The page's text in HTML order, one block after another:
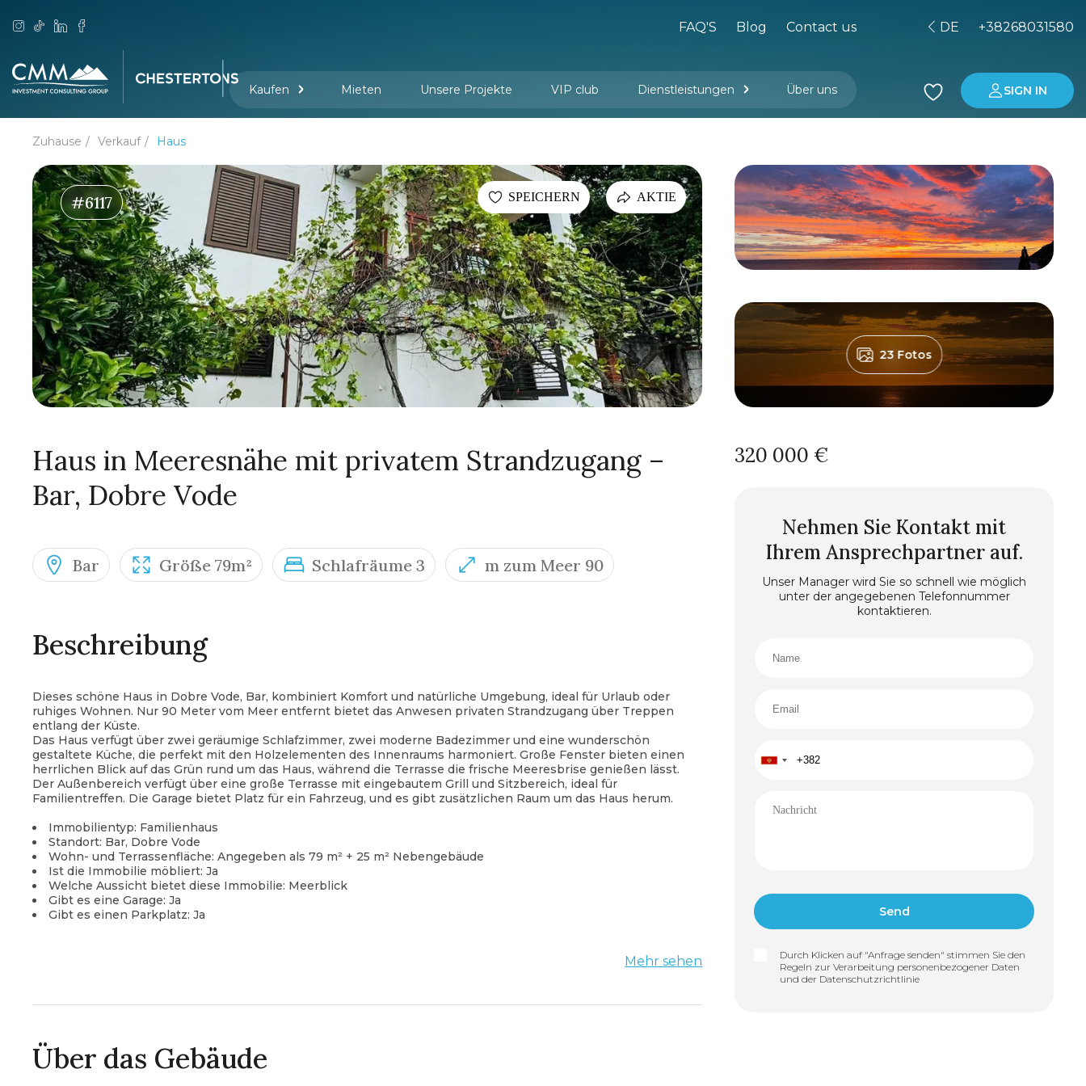
FAQ'S Blog Contact us
Kaufen Mieten Unsere Projekte VIP club Dienstleistungen Über uns
DE +38268031580
SIGN IN
Zuhause Verkauf Haus
#6117 SPEICHERN AKTIE
23 Fotos
Haus in Meeresnähe mit privatem Strandzugang –
Bar, Dobre Vode
Bar Größe 79m² Schlafräume 3 m zum Meer 90
Beschreibung
Dieses schöne Haus in Dobre Vode, Bar, kombiniert Komfort und natürliche Umgebung, ideal für Urlaub oder
ruhiges Wohnen. Nur 90 Meter vom Meer entfernt bietet das Anwesen privaten Strandzugang über Treppen
entlang der Küste.
Das Haus verfügt über zwei geräumige Schlafzimmer, zwei moderne Badezimmer und eine wunderschön
gestaltete Küche, die perfekt mit den Holzelementen des Innenraums harmoniert. Große Fenster bieten einen
herrlichen Blick auf das Grün rund um das Haus, während die Terrasse die frische Meeresbrise genießen lässt.
Der Außenbereich verfügt über eine große Terrasse mit eingebautem Grill und Sitzbereich, ideal für
Familientreffen. Die Garage bietet Platz für ein Fahrzeug, und es gibt zusätzlichen Raum um das Haus herum.
Immobilientyp: Familienhaus
Standort: Bar, Dobre Vode
Wohn- und Terrassenfläche: Angegeben als 79 m² + 25 m² Nebengebäude
Ist die Immobilie möbliert: Ja
Welche Aussicht bietet diese Immobilie: Meerblick
Gibt es eine Garage: Ja
Gibt es einen Parkplatz: Ja
Mehr sehen
Über das Gebäude
320 000 €
Nehmen Sie Kontakt mit
Ihrem Ansprechpartner auf.
Unser Manager wird Sie so schnell wie möglich
unter der angegebenen Telefonnummer
kontaktieren.
Durch Klicken auf "Anfrage senden" stimmen Sie den
Regeln zur Verarbeitung personenbezogener Daten
und der Datenschutzrichtlinie